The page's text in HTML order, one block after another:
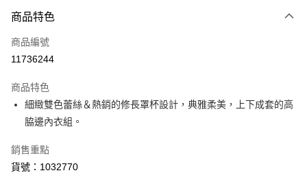
信用卡一次付款
超商取貨付款
Apple Pay
全家取貨付款
商品特色
商品編號
11736244
商品特色
細緻雙色蕾絲＆熱銷的修長罩杯設計，典雅柔美，上下成套的高
脇邊內衣組。
銷售重點
貨號：1032770